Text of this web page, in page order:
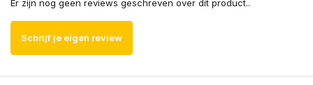
Er zijn nog geen reviews geschreven over dit product..
Schrijf je eigen review